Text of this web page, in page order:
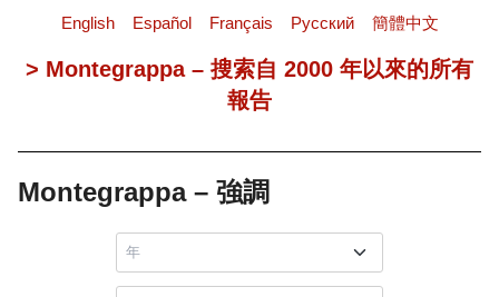
English Español Français Pусский 簡體中文
> Montegrappa – 搜索自 2000 年以來的所有
報告
Montegrappa – 強調